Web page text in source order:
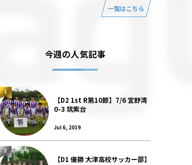
一覧はこちら
今週の人気記事
【D2 1st R第10節】7/6 宜野湾
0-3 筑紫台
Jul 6, 2019
1
【D1 優勝 大津高校サッカー部】
2